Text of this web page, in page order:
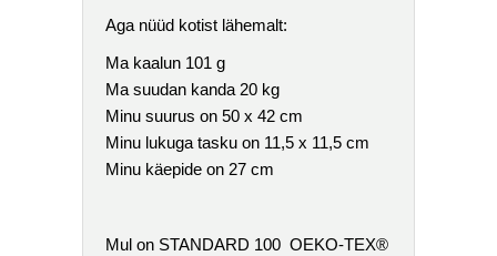
Aga nüüd kotist lähemalt:
Ma kaalun 101 g
Ma suudan kanda 20 kg
Minu suurus on 50 x 42 cm
Minu lukuga tasku on 11,5 x 11,5 cm
Minu käepide on 27 cm
Mul on STANDARD 100 OEKO-TEX®